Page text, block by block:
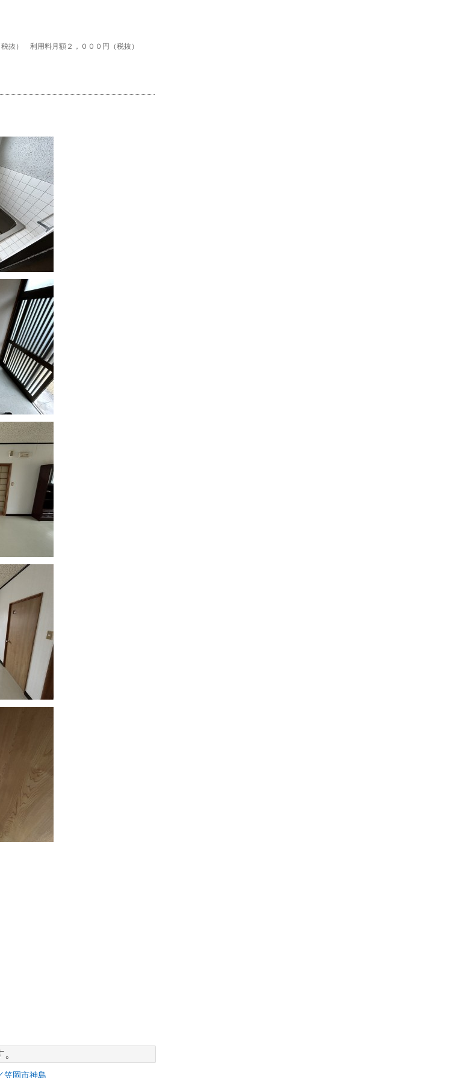
抜） 利用料月額２，０００円（税抜）
笠岡市神島